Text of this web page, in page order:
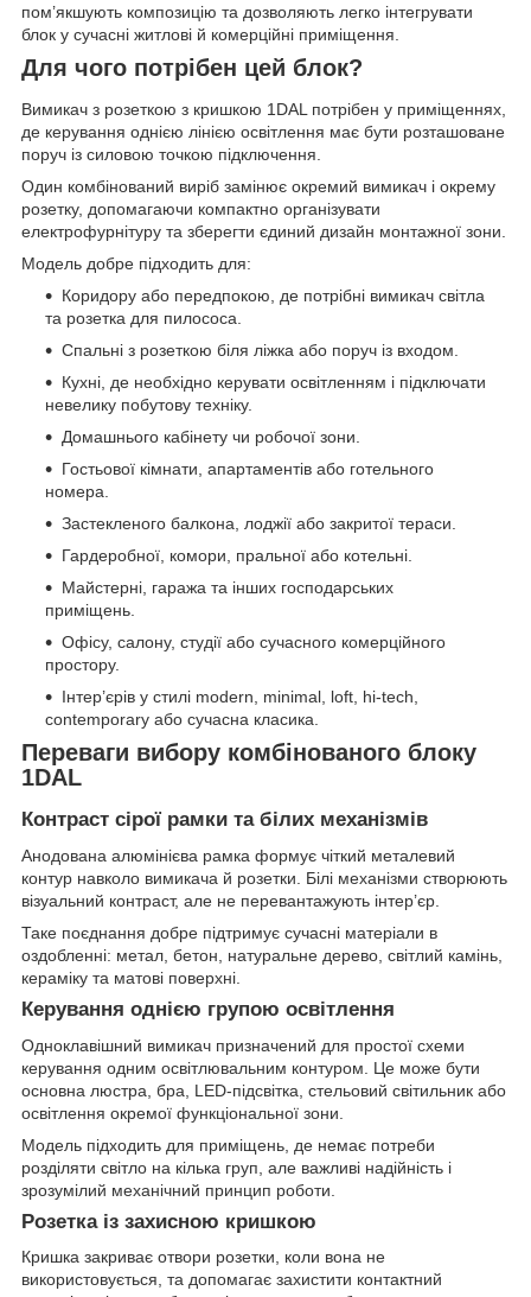
пом’якшують композицію та дозволяють легко інтегрувати
блок у сучасні житлові й комерційні приміщення.
Для чого потрібен цей блок?
Вимикач з розеткою з кришкою 1DAL потрібен у приміщеннях,
де керування однією лінією освітлення має бути розташоване
поруч із силовою точкою підключення.
Один комбінований виріб замінює окремий вимикач і окрему
розетку, допомагаючи компактно організувати
електрофурнітуру та зберегти єдиний дизайн монтажної зони.
Модель добре підходить для:
Коридору або передпокою, де потрібні вимикач світла
та розетка для пилососа.
Спальні з розеткою біля ліжка або поруч із входом.
Кухні, де необхідно керувати освітленням і підключати
невелику побутову техніку.
Домашнього кабінету чи робочої зони.
Гостьової кімнати, апартаментів або готельного
номера.
Застекленого балкона, лоджії або закритої тераси.
Гардеробної, комори, пральної або котельні.
Майстерні, гаража та інших господарських
приміщень.
Офісу, салону, студії або сучасного комерційного
простору.
Інтер’єрів у стилі modern, minimal, loft, hi-tech,
contemporary або сучасна класика.
Переваги вибору комбінованого блоку
1DAL
Контраст сірої рамки та білих механізмів
Анодована алюмінієва рамка формує чіткий металевий
контур навколо вимикача й розетки. Білі механізми створюють
візуальний контраст, але не перевантажують інтер’єр.
Таке поєднання добре підтримує сучасні матеріали в
оздобленні: метал, бетон, натуральне дерево, світлий камінь,
кераміку та матові поверхні.
Керування однією групою освітлення
Одноклавішний вимикач призначений для простої схеми
керування одним освітлювальним контуром. Це може бути
основна люстра, бра, LED-підсвітка, стельовий світильник або
освітлення окремої функціональної зони.
Модель підходить для приміщень, де немає потреби
розділяти світло на кілька груп, але важливі надійність і
зрозумілий механічний принцип роботи.
Розетка із захисною кришкою
Кришка закриває отвори розетки, коли вона не
використовується, та допомагає захистити контактний